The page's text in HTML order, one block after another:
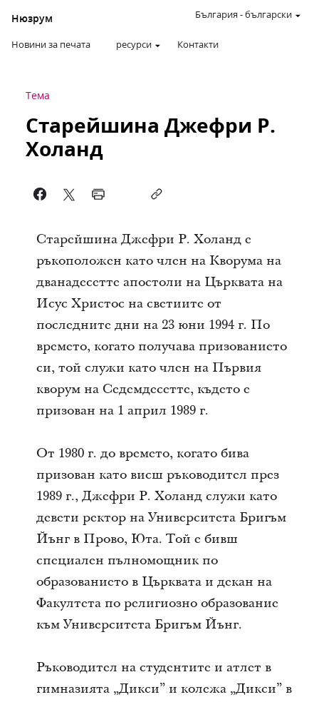
Нюзрум
Новини за печата ресурси Контакти
България -български
Тема
Старейшина Джефри Р.
Холанд
Старейшина Джефри Р. Холанд е
ръкоположен като член на Кворума на
дванадесетте апостоли на Църквата на
Исус Христос на светиите от
последните дни на 23 юни 1994 г. По
времето, когато получава призованието
си, той служи като член на Първия
кворум на Седемдесетте, където е
призован на 1 април 1989 г.
От 1980 г. до времето, когато бива
призован като висш ръководител през
1989 г., Джефри Р. Холанд служи като
девети ректор на Университета Бригъм
Йънг в Прово, Юта. Той е бивш
специален пълномощник по
образованието в Църквата и декан на
Факултета по религиозно образование
към Университета Бригъм Йънг.
Ръководител на студентите и атлет в
гимназията „Дикси” и колежа „Дикси” в